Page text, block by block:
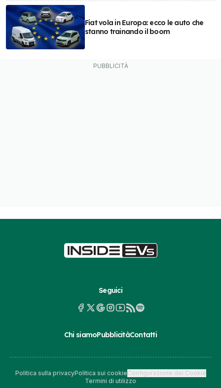
Fiat vola in Europa: ecco le auto che
stanno trainando il boom
Seguici
Chi siamoPubblicitàContatti
Politica sulla privacyPolitica sui cookieConfigurazione dei Cookie
Termini di utilizzo